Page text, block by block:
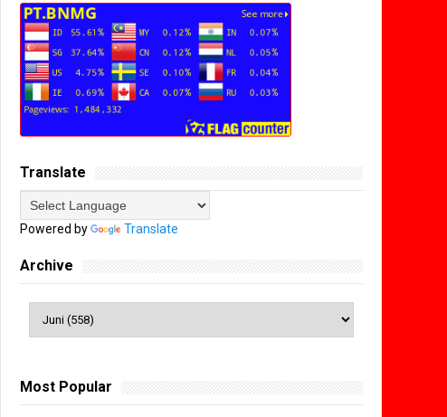
Translate
Powered by Translate
Archive
Most Popular